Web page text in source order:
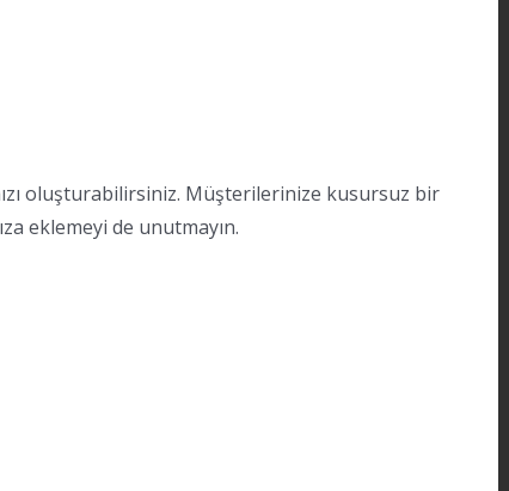
oluşturabilirsiniz. Müşterilerinize kusursuz bir
eklemeyi de unutmayın.